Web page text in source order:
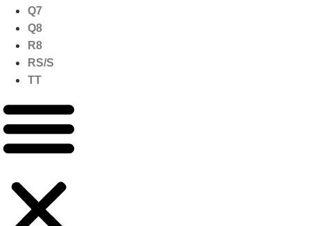
Q7
Q8
R8
RS/S
TT